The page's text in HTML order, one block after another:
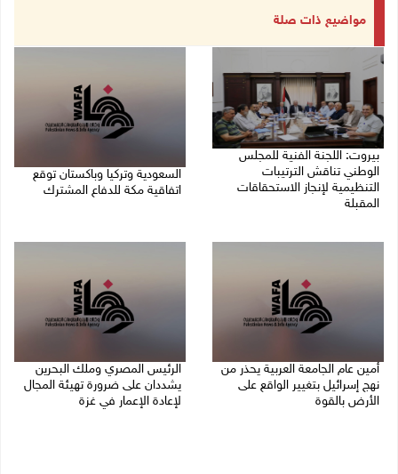
مواضيع ذات صلة
بيروت: اللجنة الفنية للمجلس
الوطني تناقش الترتيبات
التنظيمية لإنجاز الاستحقاقات
المقبلة
السعودية وتركيا وباكستان توقع
اتفاقية مكة للدفاع المشترك
أمين عام الجامعة العربية يحذر من
نهج إسرائيل بتغيير الواقع على
الأرض بالقوة
الرئيس المصري وملك البحرين
يشددان على ضرورة تهيئة المجال
لإعادة الإعمار في غزة